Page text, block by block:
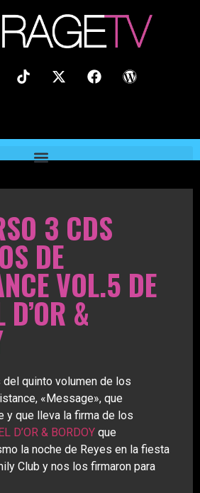
3 CDS
DE
VOL.5 DE
&
quinto volumen de los
«Message», que
y que lleva la firma de los
D’OR & BORDOY que
la noche de Reyes en la fiesta
Club y nos los firmaron para